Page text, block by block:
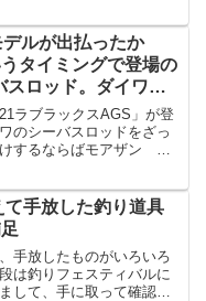
を読み返してみたんです
玉なリ...
ルが出払ったか
タイミングで登場の
スロッド。ダイワ
AGS（21ラブラ
）」
ラブラックスAGS」が登
のシーバスロッドをざっ
するならばモアザン
風になるわけですが、当
けば行く...
て手放した釣り道具
手放したものがいろいろ
は釣りフェスティバルに
して、手に取って確認し